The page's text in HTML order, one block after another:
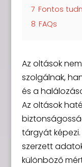
7 Fontos
8 FAQs
Az oltások
szolgálnak,
és a
Az oltások
tárgyát képezi.
szerzett
különböző